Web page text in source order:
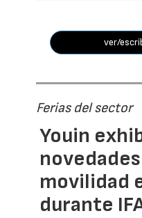
ver/
Ferias del sector
Youin
movilidad
durante